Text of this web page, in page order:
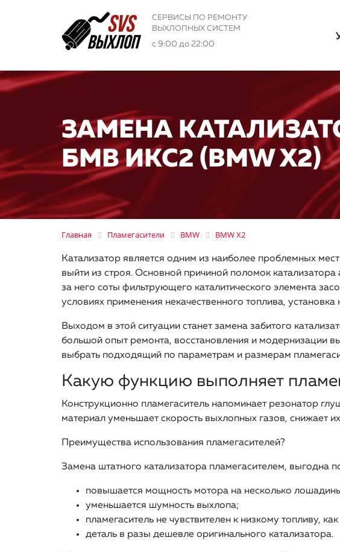
СЕРВИСЫ ПО РЕМОНТУ
ВЫХЛОПНЫХ СИСТЕМ
с 9:00 до 22:00
ЗАМЕНА
БМВ ИКС2 (BMW X2)
Главная Пламегасители BMW BMW X2
Катализатор является одним из наиболее проблемных
выйти из строя. Основной причиной поломок
за него соты фильтрующего каталитического элемента
условиях применения некачественного топлива,
Выходом в этой ситуации станет замена забитого
большой опыт ремонта, восстановления и модернизации
выбрать подходящий по параметрам и размерам
Какую функцию выполняет
Конструкционно пламегаситель напоминает резонатор
материал уменьшает скорость выхлопных газов, снижает
Преимущества использования пламегасителей?
Замена штатного катализатора пламегасителем, выгодна
повышается мощность мотора на несколько
уменьшается шумность выхлопа;
пламегаситель не чувствителен к низкому топливу,
деталь в разы дешевле оригинального катализатора.